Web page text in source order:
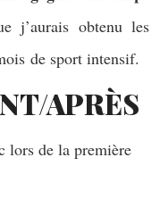
j’aurais obtenu les
de sport intensif.
APRÈS
lors de la première